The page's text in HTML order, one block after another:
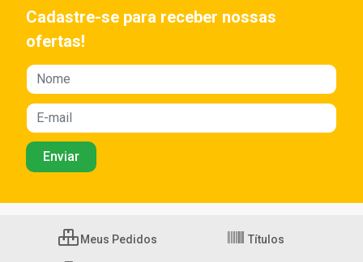
Cadastre-se para receber nossas
ofertas!
Meus Pedidos Títulos